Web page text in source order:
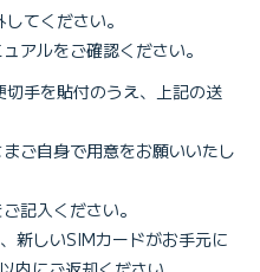
てください。
アルをご確認ください。
手を貼付のうえ、上記の送
ご自身で用意をお願いいたし
記入ください。
新しいSIMカードがお手元に